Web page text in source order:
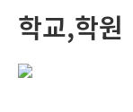
학교,학원